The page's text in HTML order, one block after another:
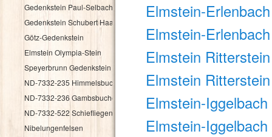
Gedenkstein Paul-Selbach-Ruh
Gedenkstein Schubert Haag
Götz-Gedenkstein
Elmstein Olympia-Stein
Speyerbrunn Gedenkstein HK 1987
ND-7332-235 Himmelsbuche
ND-7332-236 Gambsbuche
ND-7332-522 Schiefliegender Fels
Nibelungenfelsen
Elmstein-
Elmstein-
Elmstein
Elmstein
Elmstein-
Elmstein-